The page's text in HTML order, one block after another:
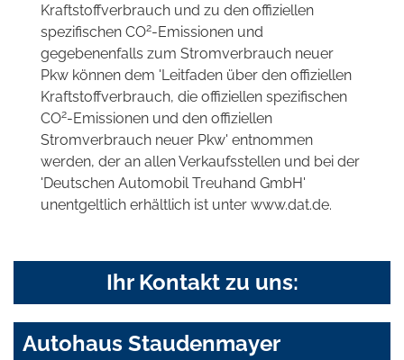
Kraftstoffverbrauch und zu den offiziellen
spezifischen CO2-Emissionen und
gegebenenfalls zum Stromverbrauch neuer
Pkw können dem 'Leitfaden über den offiziellen
Kraftstoffverbrauch, die offiziellen spezifischen
CO2-Emissionen und den offiziellen
Stromverbrauch neuer Pkw' entnommen
werden, der an allen Verkaufsstellen und bei der
'Deutschen Automobil Treuhand GmbH'
unentgeltlich erhältlich ist unter www.dat.de.
Ihr Kontakt zu uns:
Autohaus Staudenmayer